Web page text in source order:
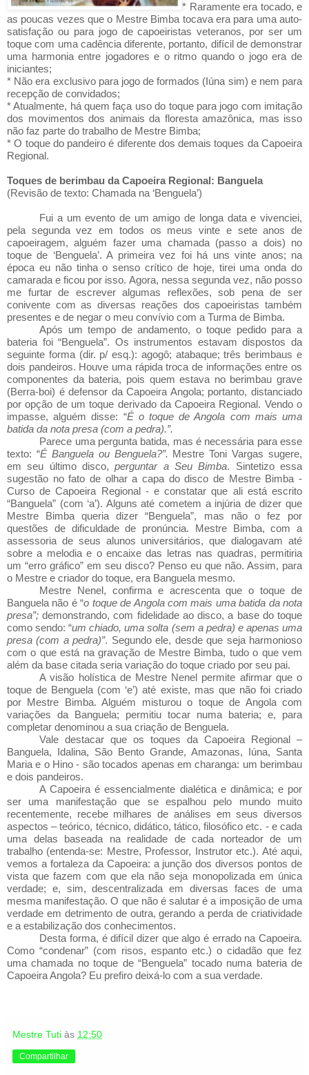
* Raramente era tocado, e
as poucas vezes que o Mestre Bimba tocava era para uma auto-
satisfação ou para jogo de capoeiristas veteranos, por ser um
toque com uma cadência diferente, portanto, difícil de demonstrar
uma harmonia entre jogadores e o ritmo quando o jogo era de
iniciantes;
* Não era exclusivo para jogo de formados (Iúna sim) e nem para
recepção de convidados;
* Atualmente, há quem faça uso do toque para jogo com imitação
dos movimentos dos animais da floresta amazônica, mas isso
não faz parte do trabalho de Mestre Bimba;
* O toque do pandeiro é diferente dos demais toques da Capoeira
Regional.
Toques de berimbau da Capoeira Regional: Banguela
(Revisão de texto: Chamada na ‘Benguela’)
Fui a um evento de um amigo de longa data e vivenciei,
pela segunda vez em todos os meus vinte e sete anos de
capoeiragem, alguém fazer uma chamada (passo a dois) no
toque de ‘Benguela’. A primeira vez foi há uns vinte anos; na
época eu não tinha o senso crítico de hoje, tirei uma onda do
camarada e ficou por isso. Agora, nessa segunda vez, não posso
me furtar de escrever algumas reflexões, sob pena de ser
conivente com as diversas reações dos capoeiristas também
presentes e de negar o meu convívio com a Turma de Bimba.
Após um tempo de andamento, o toque pedido para a
bateria foi “Benguela”. Os instrumentos estavam dispostos da
seguinte forma (dir. p/ esq.): agogô; atabaque; três berimbaus e
dois pandeiros. Houve uma rápida troca de informações entre os
componentes da bateria, pois quem estava no berimbau grave
(Berra-boi) é defensor da Capoeira Angola; portanto, distanciado
por opção de um toque derivado da Capoeira Regional. Vendo o
impasse, alguém disse: “É o toque de Angola com mais uma
batida da nota presa (com a pedra).”.
Parece uma pergunta batida, mas é necessária para esse
texto: “É Banguela ou Benguela?”. Mestre Toni Vargas sugere,
em seu último disco,perguntar a Seu Bimba. Sintetizo essa
sugestão no fato de olhar a capa do disco de Mestre Bimba -
Curso de Capoeira Regional - e constatar que ali está escrito
“Banguela” (com ‘a’). Alguns até cometem a injúria de dizer que
Mestre Bimba queria dizer “Benguela”, mas não o fez por
questões de dificuldade de pronúncia. Mestre Bimba, com a
assessoria de seus alunos universitários, que dialogavam até
sobre a melodia e o encaixe das letras nas quadras, permitiria
um “erro gráfico” em seu disco? Penso eu que não. Assim, para
o Mestre e criador do toque, era Banguela mesmo.
Mestre Nenel, confirma e acrescenta que o toque de
Banguela não é “o toque de Angola com mais uma batida da nota
presa”; demonstrando, com fidelidade ao disco, a base do toque
como sendo: “um chiado, uma solta (sem a pedra) e apenas uma
presa (com a pedra)”. Segundo ele, desde que seja harmonioso
com o que está na gravação de Mestre Bimba, tudo o que vem
além da base citada seria variação do toque criado por seu pai.
A visão holística de Mestre Nenel permite afirmar que o
toque de Benguela (com ‘e’) até existe, mas que não foi criado
por Mestre Bimba. Alguém misturou o toque de Angola com
variações da Banguela; permitiu tocar numa bateria; e, para
completar denominou a sua criação de Benguela.
Vale destacar que os toques da Capoeira Regional –
Banguela, Idalina, São Bento Grande, Amazonas, Iúna, Santa
Maria e o Hino - são tocados apenas em charanga: um berimbau
e dois pandeiros.
A Capoeira é essencialmente dialética e dinâmica; e por
ser uma manifestação que se espalhou pelo mundo muito
recentemente, recebe milhares de análises em seus diversos
aspectos – teórico, técnico, didático, tático, filosófico etc. - e cada
uma delas baseada na realidade de cada norteador de um
trabalho (entenda-se: Mestre, Professor, Instrutor etc.). Até aqui,
vemos a fortaleza da Capoeira: a junção dos diversos pontos de
vista que fazem com que ela não seja monopolizada em única
verdade; e, sim, descentralizada em diversas faces de uma
mesma manifestação. O que não é salutar é a imposição de uma
verdade em detrimento de outra, gerando a perda de criatividade
e a estabilização dos conhecimentos.
Desta forma, é difícil dizer que algo é errado na Capoeira.
Como “condenar” (com risos, espanto etc.) o cidadão que fez
uma chamada no toque de “Benguela” tocado numa bateria de
Capoeira Angola? Eu prefiro deixá-lo com a sua verdade.
Mestre Tuti às 12:50
Compartilhar